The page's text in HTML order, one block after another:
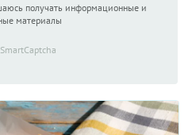
получать информационные и
материалы